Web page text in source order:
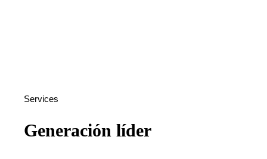
Services
Generación líder